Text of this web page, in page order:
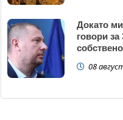
Докато
говори за
крадецът
08